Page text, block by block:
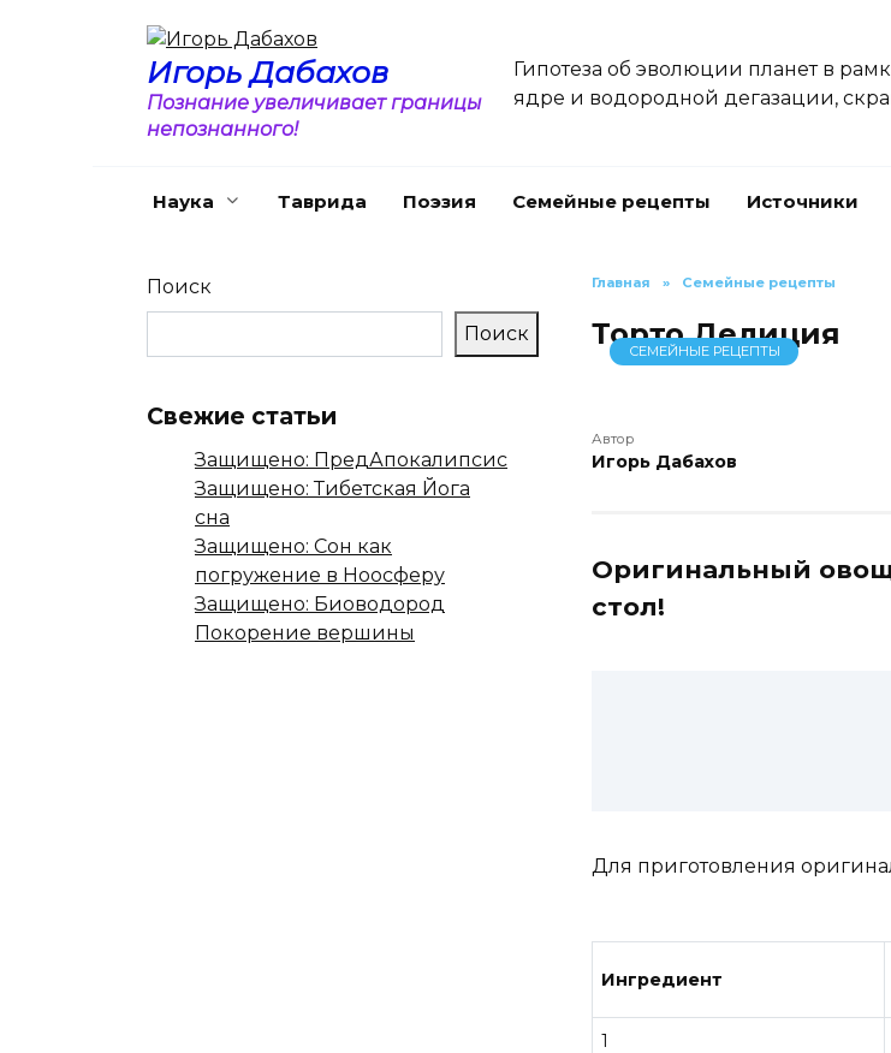
Игорь Дабахов
Познание увеличивает границы
непознанного!
Гипотеза об эволюции планет в
ядре и водородной дегазации,
Наука Таврида Поэзия Семейные рецепты Источники
Главная » Семейные рецепты
Торто Делиция
СЕМЕЙНЫЕ РЕЦЕПТЫ
Автор
Игорь Дабахов
Оригинальный
стол!
Для приготовления
Ингредиент
1
Поиск
Поиск
Свежие статьи
Защищено: ПредАпокалипсис
Защищено: Тибетская Йога
сна
Защищено: Сон как
погружение в Ноосферу
Защищено: Биоводород
Покорение вершины